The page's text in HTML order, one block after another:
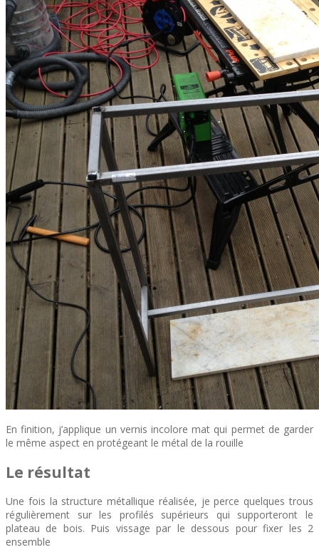
En finition, j’applique un vernis incolore mat qui permet de garder
le même aspect en protégeant le métal de la rouille
Le résultat
Une fois la structure métallique réalisée, je perce quelques trous
régulièrement sur les profilés supérieurs qui supporteront le
plateau de bois. Puis vissage par le dessous pour fixer les 2
ensemble